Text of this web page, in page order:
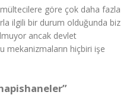
mültecilere göre çok daha fazla
ilgili bir durum olduğunda biz
ancak devlet
mekanizmaların hiçbiri işe